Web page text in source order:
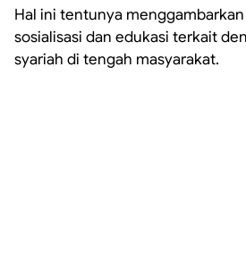
Hal ini tentunya
sosialisasi dan edukasi terkait
syariah di tengah masyarakat.